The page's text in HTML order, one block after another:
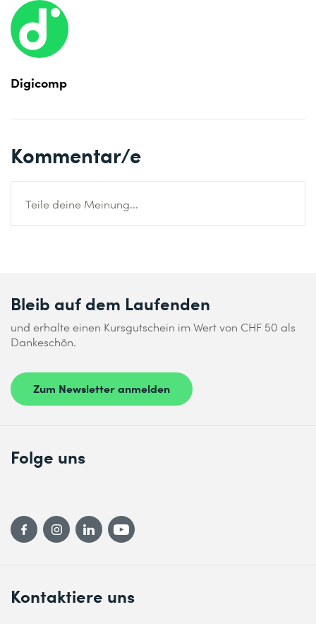
Digicomp
Kommentar/e
Teile deine Meinung...
Bleib auf dem Laufenden
und erhalte einen Kursgutschein im Wert von CHF 50 als
Dankeschön.
Zum Newsletter anmelden
Kontaktiere uns
Folge uns